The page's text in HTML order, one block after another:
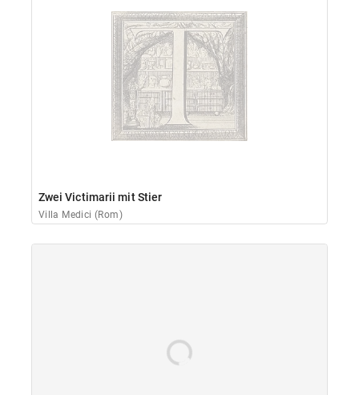
Zwei Victimarii mit Stier
Villa Medici (Rom)